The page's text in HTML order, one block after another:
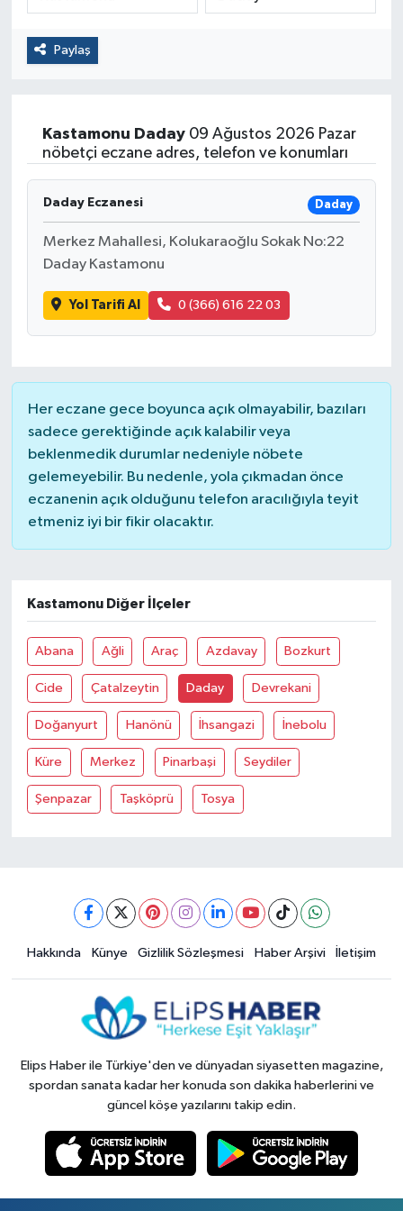
Paylaş
Kastamonu Daday09 Ağustos 2026 Pazar
nöbetçi eczane adres, telefon ve konumları
Daday Eczanesi Daday
Merkez Mahallesi, Kolukaraoğlu Sokak No:22
Daday Kastamonu
Yol Tarifi Al 0 (366) 616 22 03
Her eczane gece boyunca açık olmayabilir, bazıları
sadece gerektiğinde açık kalabilir veya
beklenmedik durumlar nedeniyle nöbete
gelemeyebilir. Bu nedenle, yola çıkmadan önce
eczanenin açık olduğunu telefon aracılığıyla teyit
etmeniz iyi bir fikir olacaktır.
Kastamonu Diğer İlçeler
Abana Ağli Araç Azdavay Bozkurt
Cide Çatalzeytin Daday Devrekani
Doğanyurt Hanönü İhsangazi İnebolu
Küre Merkez Pinarbaşi Seydiler
Şenpazar Taşköprü Tosya
Hakkında Künye Gizlilik Sözleşmesi Haber Arşivi İletişim
Elips Haber ile Türkiye'den ve dünyadan siyasetten magazine,
spordan sanata kadar her konuda son dakika haberlerini ve
güncel köşe yazılarını takip edin.
Kadın
Yurt